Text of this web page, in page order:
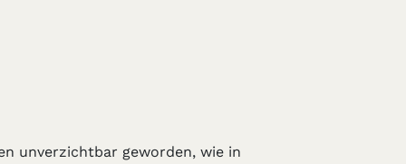
unverzichtbar geworden, wie in